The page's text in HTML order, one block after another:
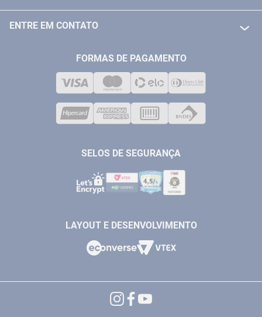
POLITICA DE TROCA E DEVOLUÇÃO
COMPRESSORES
ENTRE EM CONTATO
VENDAS ONLINE@ANTFERRAMENTAS.COM.BR
SAC@ANTFERRAMENTAS.COM.BR
FORMAS DE PAGAMENTO
SELOS DE SEGURANÇA
LAYOUT E DESENVOLVIMENTO